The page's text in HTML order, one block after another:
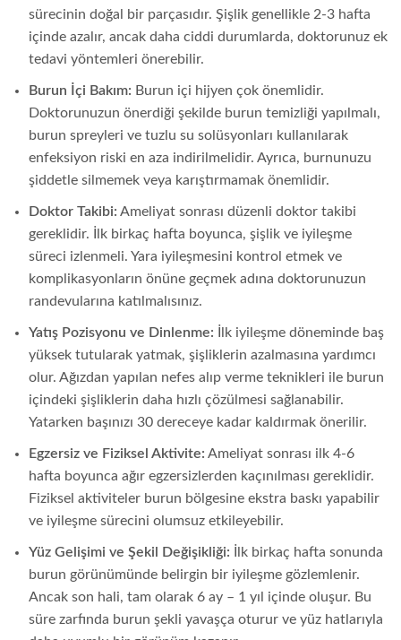
sürecinin doğal bir parçasıdır. Şişlik genellikle 2-3 hafta
içinde azalır, ancak daha ciddi durumlarda, doktorunuz ek
tedavi yöntemleri önerebilir.
Burun İçi Bakım: Burun içi hijyen çok önemlidir.
Doktorunuzun önerdiği şekilde burun temizliği yapılmalı,
burun spreyleri ve tuzlu su solüsyonları kullanılarak
enfeksiyon riski en aza indirilmelidir. Ayrıca, burnunuzu
şiddetle silmemek veya karıştırmamak önemlidir.
Doktor Takibi: Ameliyat sonrası düzenli doktor takibi
gereklidir. İlk birkaç hafta boyunca, şişlik ve iyileşme
süreci izlenmeli. Yara iyileşmesini kontrol etmek ve
komplikasyonların önüne geçmek adına doktorunuzun
randevularına katılmalısınız.
Yatış Pozisyonu ve Dinlenme: İlk iyileşme döneminde baş
yüksek tutularak yatmak, şişliklerin azalmasına yardımcı
olur. Ağızdan yapılan nefes alıp verme teknikleri ile burun
içindeki şişliklerin daha hızlı çözülmesi sağlanabilir.
Yatarken başınızı 30 dereceye kadar kaldırmak önerilir.
Egzersiz ve Fiziksel Aktivite: Ameliyat sonrası ilk 4-6
hafta boyunca ağır egzersizlerden kaçınılması gereklidir.
Fiziksel aktiviteler burun bölgesine ekstra baskı yapabilir
ve iyileşme sürecini olumsuz etkileyebilir.
Yüz Gelişimi ve Şekil Değişikliği: İlk birkaç hafta sonunda
burun görünümünde belirgin bir iyileşme gözlemlenir.
Ancak son hali, tam olarak 6 ay – 1 yıl içinde oluşur. Bu
süre zarfında burun şekli yavaşça oturur ve yüz hatlarıyla